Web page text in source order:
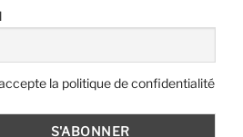
la politique de confidentialité